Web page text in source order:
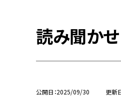
読み聞か
公開日 2025/09/30 更新